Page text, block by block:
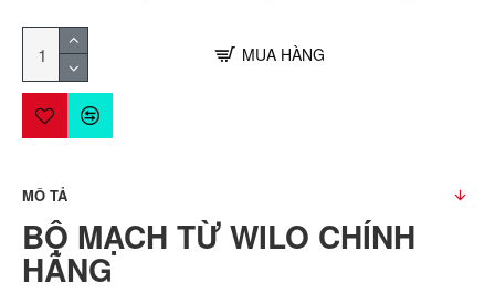
MUA HÀNG
MÔ TẢ
BỘ MẠCH TỪ WILO CHÍNH
HÃNG